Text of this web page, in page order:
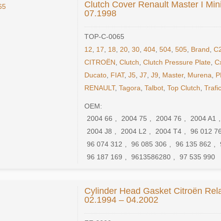
Clutch Cover Renault Master I
07.1998
TOP-C-0065
12
17 18 20 ,30 ,404 ,504 ,505 Brand ,
CITROËN ,Clutch ,Clutch Pressure Plate ,
Ducato FIAT,J5 ,J7 ,J9 Master, Murena
RENAULT,Tagora ,Talbot ,Top Clutch ,
OEM:
2004 66
2004 75 2004 76 2004 A1
2004 J8
2004 L2 2004 T4
96 012
96 074 312
96 085 306 96 135 862
96 187 169
9613586280 97 535 990
Cylinder Head Gasket Citroën
02.1994 – 04.2002